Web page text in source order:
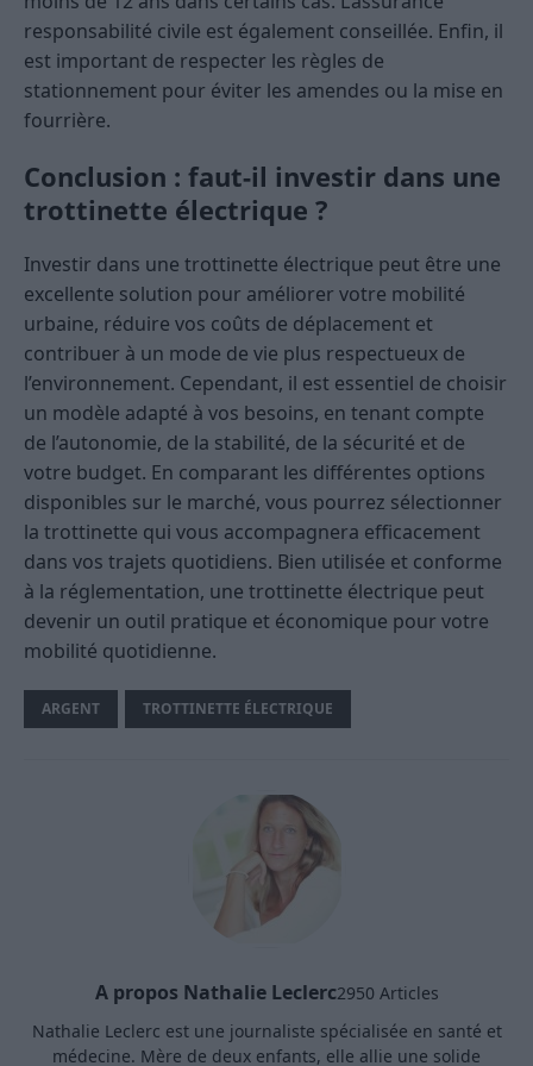
responsabilité civile est également conseillée. Enfin, il
est important de respecter les règles de
stationnement pour éviter les amendes ou la mise en
fourrière.
Conclusion : faut-il investir dans une
trottinette électrique ?
Investir dans une trottinette électrique peut être une
excellente solution pour améliorer votre mobilité
urbaine, réduire vos coûts de déplacement et
contribuer à un mode de vie plus respectueux de
l’environnement. Cependant, il est essentiel de choisir
un modèle adapté à vos besoins, en tenant compte
de l’autonomie, de la stabilité, de la sécurité et de
votre budget. En comparant les différentes options
disponibles sur le marché, vous pourrez sélectionner
la trottinette qui vous accompagnera efficacement
dans vos trajets quotidiens. Bien utilisée et conforme
à la réglementation, une trottinette électrique peut
devenir un outil pratique et économique pour votre
mobilité quotidienne.
ARGENT TROTTINETTE ÉLECTRIQUE
A propos Nathalie Leclerc2950 Articles
Nathalie Leclerc est une journaliste spécialisée en santé et
médecine. Mère de deux enfants, elle allie une solide